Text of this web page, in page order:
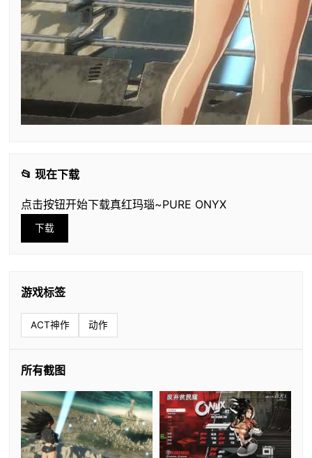
📂 现在下载
点击按钮开始下载真红玛瑙~PURE ONYX
下载
游戏标签
ACT神作 动作
所有截图